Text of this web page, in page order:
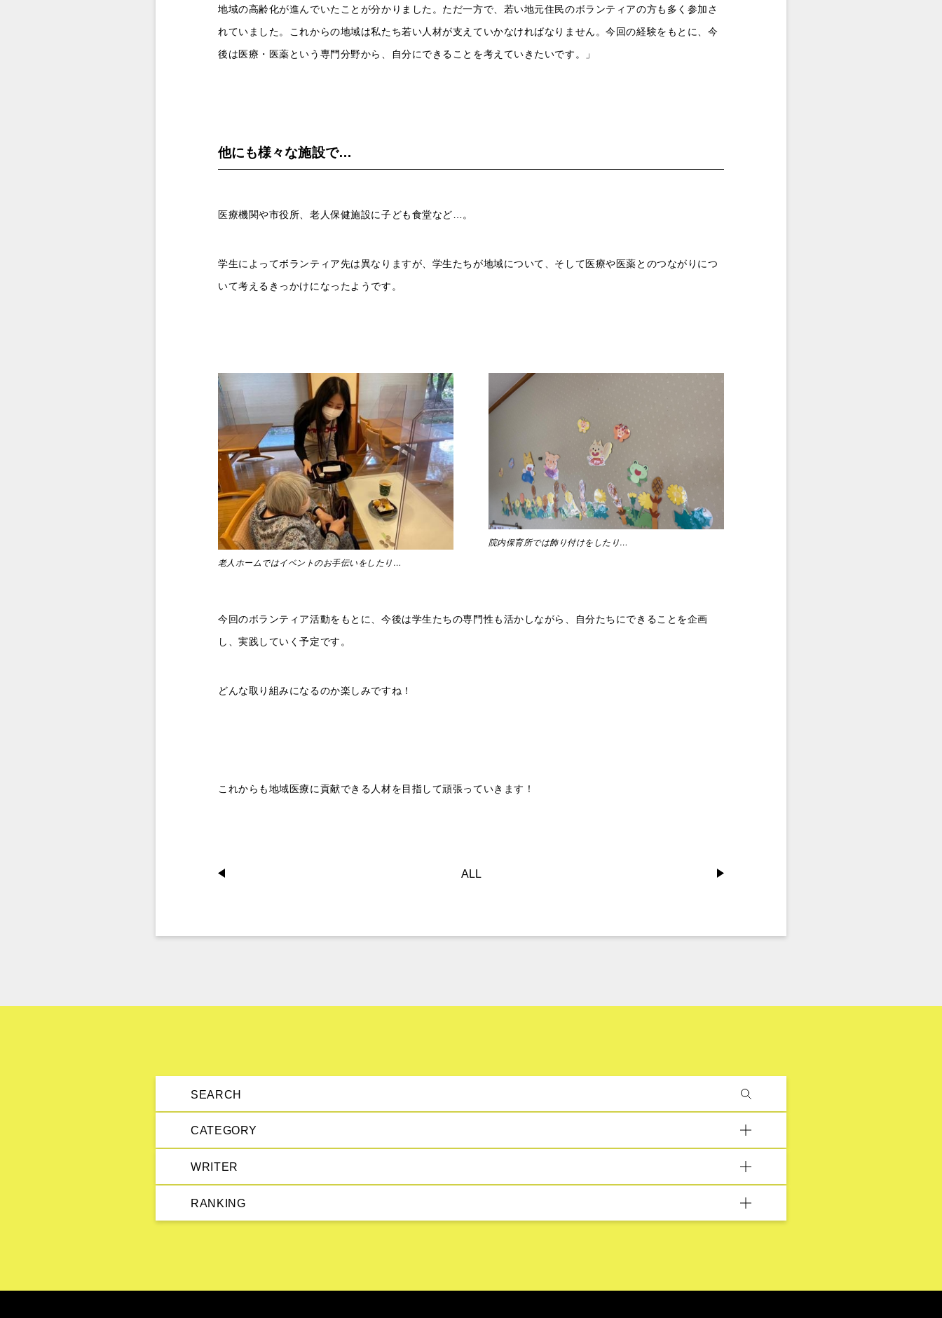
地域の高齢化が進んでいたことが分かりました。ただ一方で、若い地元住民のボランティアの方も多く参加さ
れていました。これからの地域は私たち若い人材が支えていかなければなりません。今回の経験をもとに、今
後は医療・医薬という専門分野から、自分にできることを考えていきたいです。」
他にも様々な施設で…
医療機関や市役所、老人保健施設に子ども食堂など…。
学生によってボランティア先は異なりますが、学生たちが地域について、そして医療や医薬とのつながりにつ
いて考えるきっかけになったようです。
老人ホームではイベントのお手伝いをしたり…
院内保育所では飾り付けをしたり…
今回のボランティア活動をもとに、今後は学生たちの専門性も活かしながら、自分たちにできることを企画
し、実践していく予定です。
どんな取り組みになるのか楽しみですね！
これからも地域医療に貢献できる人材を目指して頑張っていきます！
ALL
SEARCH
CATEGORY
WRITER
RANKING